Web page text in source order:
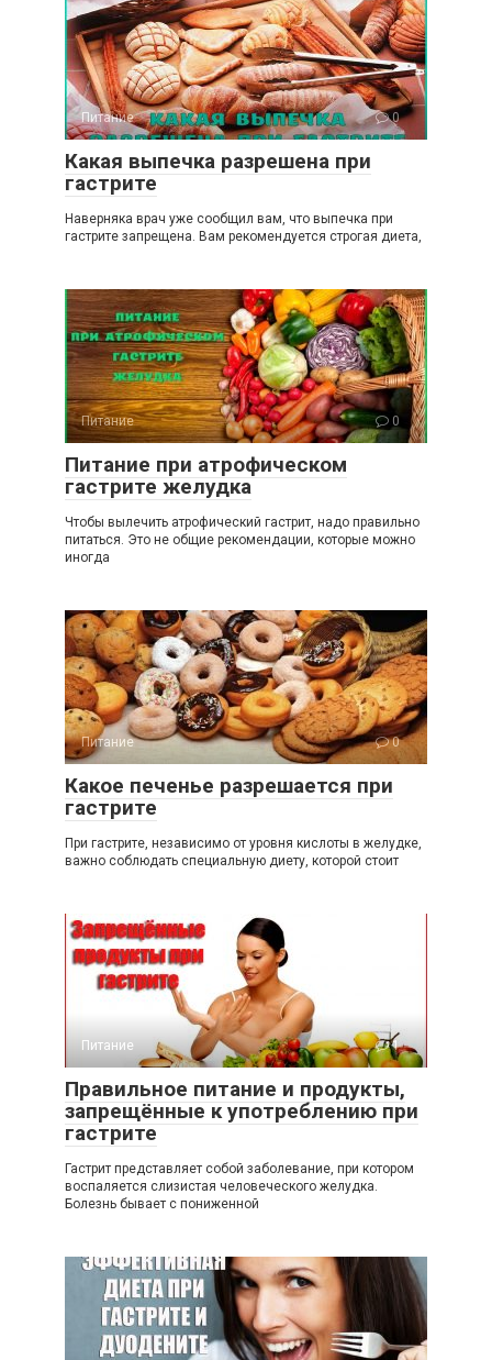
Питание 0
Какая выпечка разрешена при
гастрите
Наверняка врач уже сообщил вам, что выпечка при
гастрите запрещена. Вам рекомендуется строгая диета,
Питание 0
Питание при атрофическом
гастрите желудка
Чтобы вылечить атрофический гастрит, надо правильно
питаться. Это не общие рекомендации, которые можно
иногда
Питание 0
Какое печенье разрешается при
гастрите
При гастрите, независимо от уровня кислоты в желудке,
важно соблюдать специальную диету, которой стоит
Питание 1
Правильное питание и продукты,
запрещённые к употреблению при
гастрите
Гастрит представляет собой заболевание, при котором
воспаляется слизистая человеческого желудка.
Болезнь бывает с пониженной